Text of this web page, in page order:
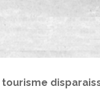
tourisme